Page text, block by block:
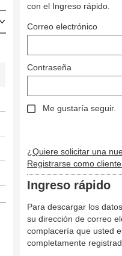
con el Ingreso rápido.
Correo electrónico
Contraseña
Me gustaría seguir.
¿Quiere solicitar una
Registrarse como
Ingreso rápido
Para descargar los
su dirección de correo
complacería que usted
completamente